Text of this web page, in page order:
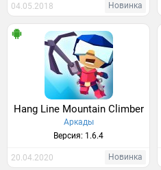
04.05.2018 Новинка
Hang Line Mountain Climber
Аркады
Версия: 1.6.4
20.04.2020 Новинка